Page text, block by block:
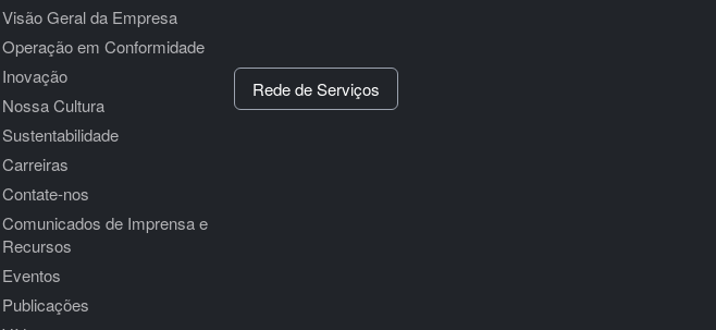
Visão Geral da Empresa
Operação em Conformidade
Inovação
Nossa Cultura
Sustentabilidade
Carreiras
Contate-nos
Comunicados de Imprensa e
Recursos
Eventos
Publicações
Rede de Serviços